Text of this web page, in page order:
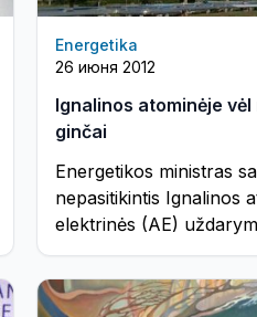
Energetika
26 июня 2012
Ignalinos atominėje vėl
ginčai
Energetikos ministras
nepasitikintis Ignalinos
elektrinės (AE)
atliekančia bendrove
Technologies“. ...